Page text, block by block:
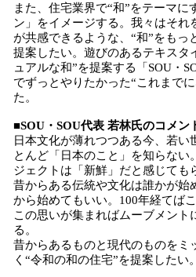
また、住宅業界で“和”をテーマ
ン」をイメージする。我々はそれ
が共感できるような、“和”をもっ
提案したい。遊びのあるテキスタ
ュアルな和”を提案する「SOU・
でずっとやりたかった“これまで
た。
■SOU・SOU代表 若林氏のコメン
日本文化が薄れつつある今、若い
とんど「日本のこと」を知らない
ジェクトは「新鮮」だと感じても
昔からある伝統や文化は誰かが始
から始めてもいい。100年経てば
この思いが集まればムーブメント
る。
昔からあるものと現代のものをミ
く“令和の和の住宅”を提案したい。